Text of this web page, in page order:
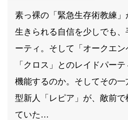
素っ裸の「緊急生存術教練
生きられる自信を少しでも
ーティ。そして「オークエ
「クロス」とのレイドパー
機能するのか。そしてその
型新人「レピア」が、敵前
ていた…